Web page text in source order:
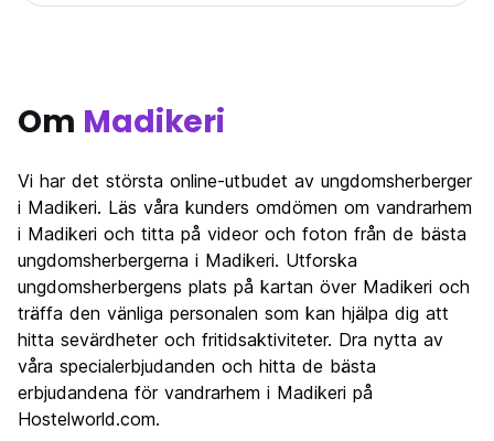
Om Madikeri
Vi har det största online-utbudet av ungdomsherberger
i Madikeri. Läs våra kunders omdömen om vandrarhem
i Madikeri och titta på videor och foton från de bästa
ungdomsherbergerna i Madikeri. Utforska
ungdomsherbergens plats på kartan över Madikeri och
träffa den vänliga personalen som kan hjälpa dig att
hitta sevärdheter och fritidsaktiviteter. Dra nytta av
våra specialerbjudanden och hitta de bästa
erbjudandena för vandrarhem i Madikeri på
Hostelworld.com.